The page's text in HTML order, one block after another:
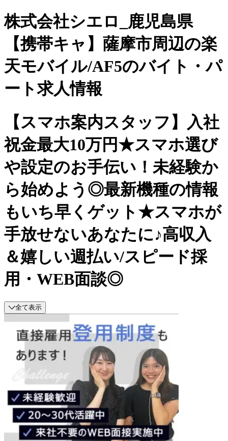
株式会社シエロ_鹿児島県
【携帯キャ】薩摩市周辺の楽
天モバイル/AF5のバイト・パ
ート求人情報
【スマホ案内スタッフ】入社
祝金最大10万円★スマホ選び
や設定のお手伝い！未経験か
ら始めよう◎最新機種の情報
もいち早くゲット★スマホが
手放せないあなたに♪高収入
＆嬉しい週払い/スピード採
用・WEB面談◎
全て表示